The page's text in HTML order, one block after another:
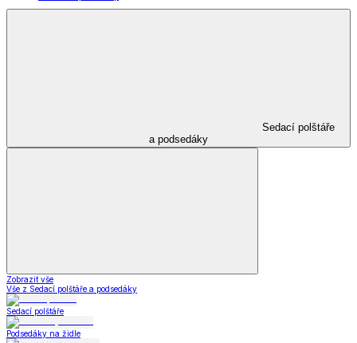
Sedací polštáře
a podsedáky
Zobrazit vše
Vše z Sedací polštáře a podsedáky
Sedací polštáře
Podsedáky na židle